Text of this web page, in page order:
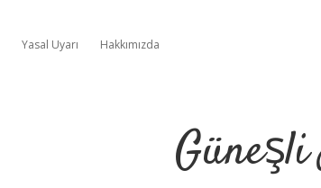
Yasal Uyarı Hakkımızda